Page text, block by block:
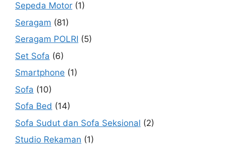
Sepeda Motor (1)
Seragam (81)
Seragam POLRI (5)
Set Sofa (6)
Smartphone (1)
Sofa (10)
Sofa Bed (14)
Sofa Sudut dan Sofa Seksional (2)
Studio Rekaman (1)